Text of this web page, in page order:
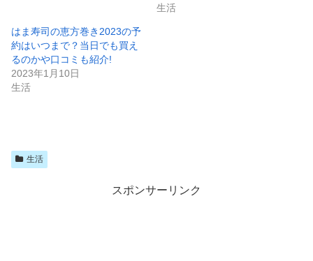
生活
はま寿司の恵方巻き2023の予
約はいつまで？当日でも買え
るのかや口コミも紹介!
2023年1月10日
生活
生活
スポンサーリンク